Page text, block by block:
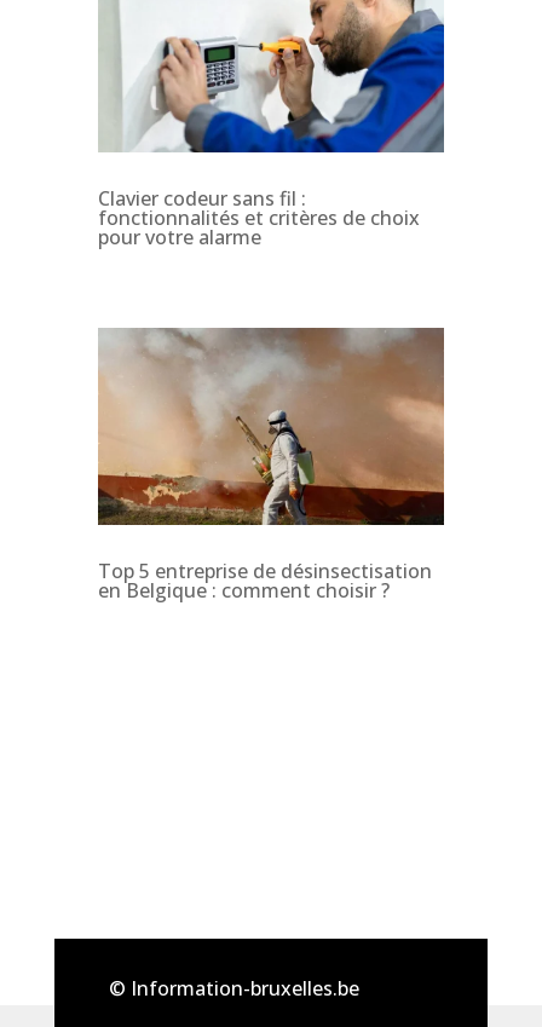
Clavier codeur sans fil :
fonctionnalités et critères de choix
pour votre alarme
Top 5 entreprise de désinsectisation
en Belgique : comment choisir ?
© Information-bruxelles.be